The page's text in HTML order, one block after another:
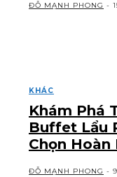
ĐỖ MẠNH PHONG -
KHÁC
Khám Phá
Buffet Lẩu
Chọn Hoàn
ĐỖ MẠNH PHONG -